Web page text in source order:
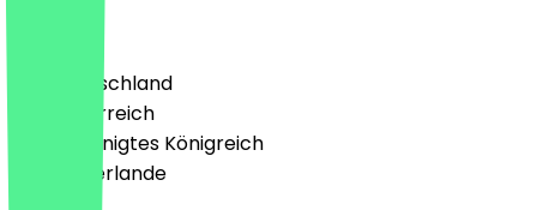
🇩🇪 Deutschland
🇦🇹 Österreich
🇬🇧 Vereinigtes Königreich
🇳🇱 Niederlande